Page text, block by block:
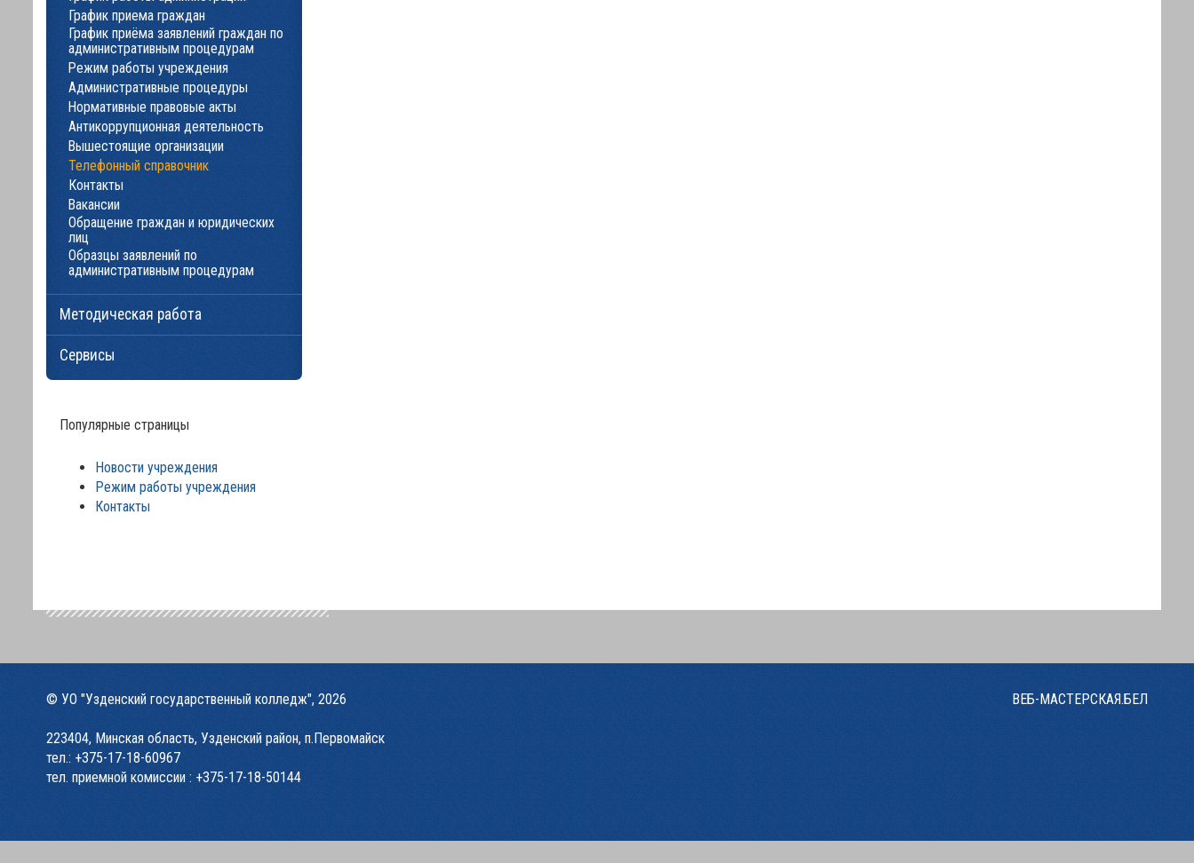
График приема граждан
График приёма заявлений граждан по
административным процедурам
Режим работы учреждения
Административные процедуры
Нормативные правовые акты
Антикоррупционная деятельность
Вышестоящие организации
Телефонный справочник
Контакты
Вакансии
Обращение граждан и юридических
лиц
Образцы заявлений по
административным процедурам
Методическая работа
Сервисы
Популярные страницы
Новости учреждения
Режим работы учреждения
Контакты
© УО "Узденский государственный колледж", 2026
223404, Минская область, Узденский район, п.Первомайск
тел.: +375-17-18-60967
тел. приемной комиссии : +375-17-18-50144
ВЕБ-МАСТЕРСКАЯ.БЕЛ